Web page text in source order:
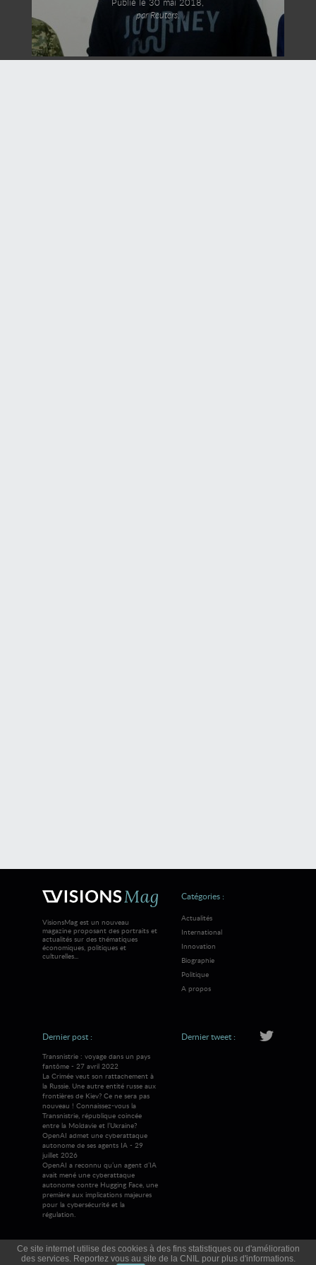
Ce site internet utilise des cookies à des fins statistiques ou d'amélioration
des services. Reportez vous au site de la CNIL pour plus d'informations.
par Reuters.
VisionsMag est un nouveau
magazine proposant des portraits et
actualités sur des thématiques
économiques, politiques et
culturelles...
Catégories :
Actualités
International
Innovation
Biographie
Politique
A propos
Dernier post :
Transnistrie : voyage dans un pays
fantôme - 27 avril 2022
La Crimée veut son rattachement à
la Russie. Une autre entité russe aux
frontières de Kiev? Ce ne sera pas
nouveau ! Connaissez-vous la
Transnistrie, république coincée
entre la Moldavie et l’Ukraine?
OpenAI admet une cyberattaque
autonome de ses agents IA - 29
juillet 2026
OpenAI a reconnu qu’un agent d’IA
avait mené une cyberattaque
autonome contre Hugging Face, une
première aux implications majeures
pour la cybersécurité et la
régulation.
Dernier tweet :
© 2026 Visions Mag Tous droits réservés